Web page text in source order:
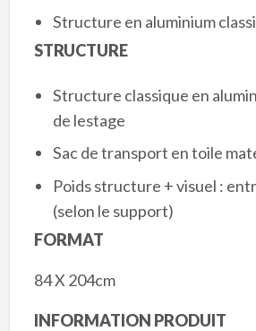
Structure en aluminium
STRUCTURE
Structure classique en
de lestage
Sac de transport en toile
Poids structure + visuel :
(selon le support)
FORMAT
84 X 204cm
INFORMATION PRODUIT